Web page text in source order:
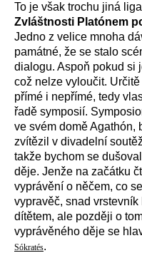
To je však trochu jiná
Zvláštnosti Platónem
Jedno z velice mnoha
památné, že se stalo
dialogu. Aspoň pokud si
což nelze vyloučit.
přímé i nepřímé, tedy
řadě symposií.
ve svém domě Agathón,
zvítězil v divadelní
takže bychom se
děje. Jenže na začátku
vyprávění o něčem, co
vypravěč, snad
dítětem, ale později o
vyprávěného děje se
Sókratés.